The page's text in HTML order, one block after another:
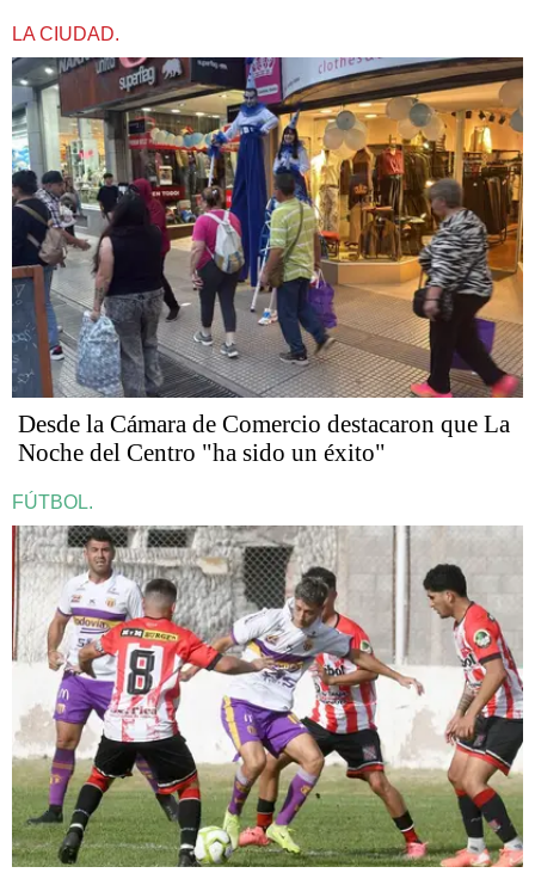
LA CIUDAD.
Desde la Cámara de Comercio destacaron que La
Noche del Centro "ha sido un éxito"
FÚTBOL.